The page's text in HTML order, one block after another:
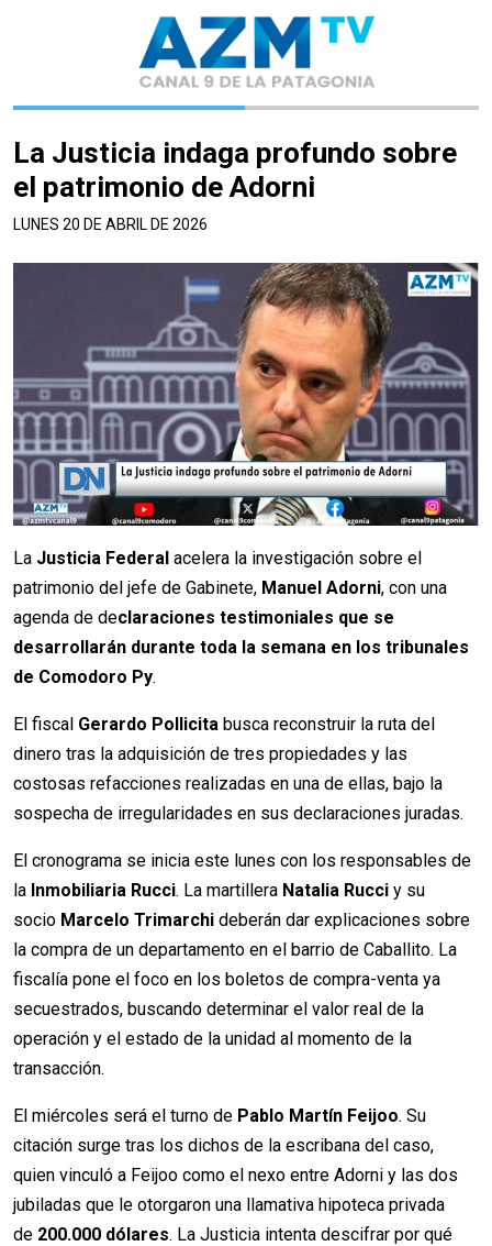
La Justicia indaga profundo sobre
el patrimonio de Adorni
LUNES 20 DE ABRIL DE 2026
La Justicia Federal acelera la investigación sobre el
patrimonio del jefe de Gabinete, Manuel Adorni, con una
agenda de declaraciones testimoniales que se
desarrollarán durante toda la semana en los tribunales
de Comodoro Py.
El fiscal Gerardo Pollicita busca reconstruir la ruta del
dinero tras la adquisición de tres propiedades y las
costosas refacciones realizadas en una de ellas, bajo la
sospecha de irregularidades en sus declaraciones juradas.
El cronograma se inicia este lunes con los responsables de
la Inmobiliaria Rucci. La martillera Natalia Rucci y su
socio Marcelo Trimarchi deberán dar explicaciones sobre
la compra de un departamento en el barrio de Caballito. La
fiscalía pone el foco en los boletos de compra-venta ya
secuestrados, buscando determinar el valor real de la
operación y el estado de la unidad al momento de la
transacción.
El miércoles será el turno de Pablo Martín Feijoo. Su
citación surge tras los dichos de la escribana del caso,
quien vinculó a Feijoo como el nexo entre Adorni y las dos
jubiladas que le otorgaron una llamativa hipoteca privada
de 200.000 dólares. La Justicia intenta descifrar por qué